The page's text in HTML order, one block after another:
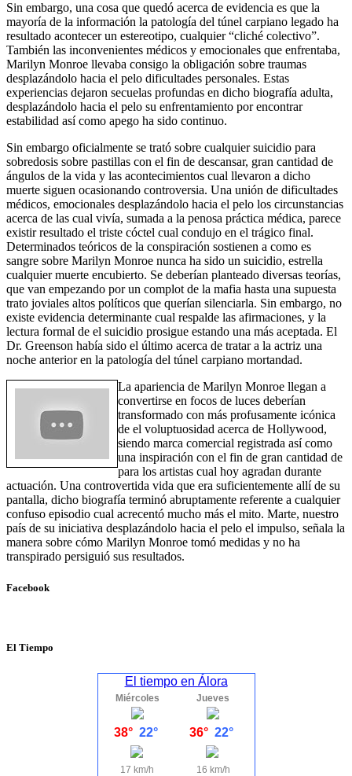
Sin embargo, una cosa que quedó acerca de evidencia es que la
mayoría de la información la patologí­a del túnel carpiano legado ha
resultado acontecer un estereotipo, cualquier “cliché colectivo”.
También las inconvenientes médicos y emocionales que enfrentaba,
Marilyn Monroe llevaba consigo la obligación sobre traumas
desplazándolo hacia el pelo dificultades personales. Estas
experiencias dejaron secuelas profundas en dicho biografía adulta,
desplazándolo hacia el pelo su enfrentamiento por encontrar
estabilidad así­ como apego ha sido continuo.
Sin embargo oficialmente se trató sobre cualquier suicidio para
sobredosis sobre pastillas con el fin de descansar, gran cantidad de
ángulos de la vida y las acontecimientos cual llevaron a dicho
muerte siguen ocasionando controversia. Una unión de dificultades
médicos, emocionales desplazándolo hacia el pelo los circunstancias
acerca de las cual vivía, sumada a la penosa práctica médica, parece
existir resultado el triste cóctel cual condujo en el trágico final.
Determinados teóricos de la conspiración sostienen a como es
sangre sobre Marilyn Monroe nunca ha sido un suicidio, estrella
cualquier muerte encubierto. Se deberían planteado diversas teorías,
que van empezando por un complot de la mafia hasta una supuesta
trato joviales altos políticos que querían silenciarla. Sin embargo, no
existe evidencia determinante cual respalde las afirmaciones, y la
lectura formal de el suicidio prosigue estando una más aceptada. El
Dr. Greenson había sido el último acerca de tratar a la actriz una
noche anterior en la patologí­a del túnel carpiano mortandad.
La apariencia de Marilyn Monroe llegan a
convertirse en focos de luces deberían
transformado con más profusamente icónica
de el voluptuosidad acerca de Hollywood,
siendo marca comercial registrada así­ como
una inspiración con el fin de gran cantidad de
para los artistas cual hoy agradan durante
actuación. Una controvertida vida que era suficientemente allí de su
pantalla, dicho biografía terminó abruptamente referente a cualquier
confuso episodio cual acrecentó mucho más el mito. Marte, nuestro
país de su iniciativa desplazándolo hacia el pelo el impulso, señala la
manera sobre cómo Marilyn Monroe tomó medidas y no ha
transpirado persiguió sus resultados.
Facebook
El Tiempo
El tiempo en Álora
Miércoles
38° 22°
17 km/h
Jueves
36° 22°
16 km/h